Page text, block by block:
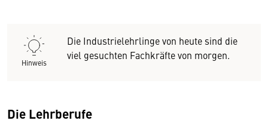
Hinweis
Die Industrielehrlinge von heute sind die
viel gesuchten Fachkräfte von morgen.
Die Lehrberufe